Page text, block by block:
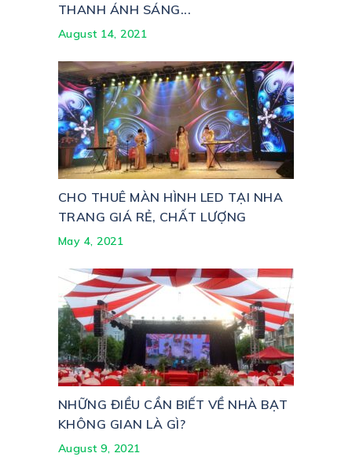
THANH ÁNH SÁNG...
August 14, 2021
CHO THUÊ MÀN HÌNH LED TẠI NHA
TRANG GIÁ RẺ, CHẤT LƯỢNG
May 4, 2021
NHỮNG ĐIỀU CẦN BIẾT VỀ NHÀ BẠT
KHÔNG GIAN LÀ GÌ?
August 9, 2021